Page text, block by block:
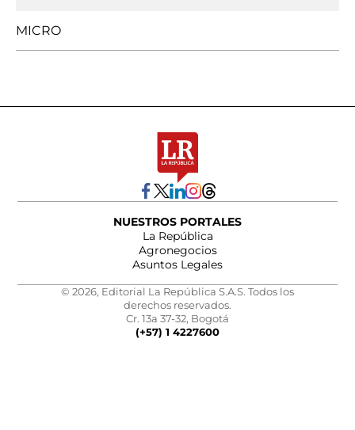
MICRO
NUESTROS PORTALES
La República
Agronegocios
Asuntos Legales
© 2026, Editorial La República S.A.S. Todos los
derechos reservados.
Cr. 13a 37-32, Bogotá
(+57) 1 4227600